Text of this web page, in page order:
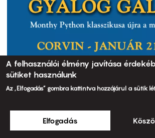
A felhasználói élmény javítása
sütiket használunk
Az „Elfogadás” gombra kattintva hozzájárul a sütik
Elfogadás